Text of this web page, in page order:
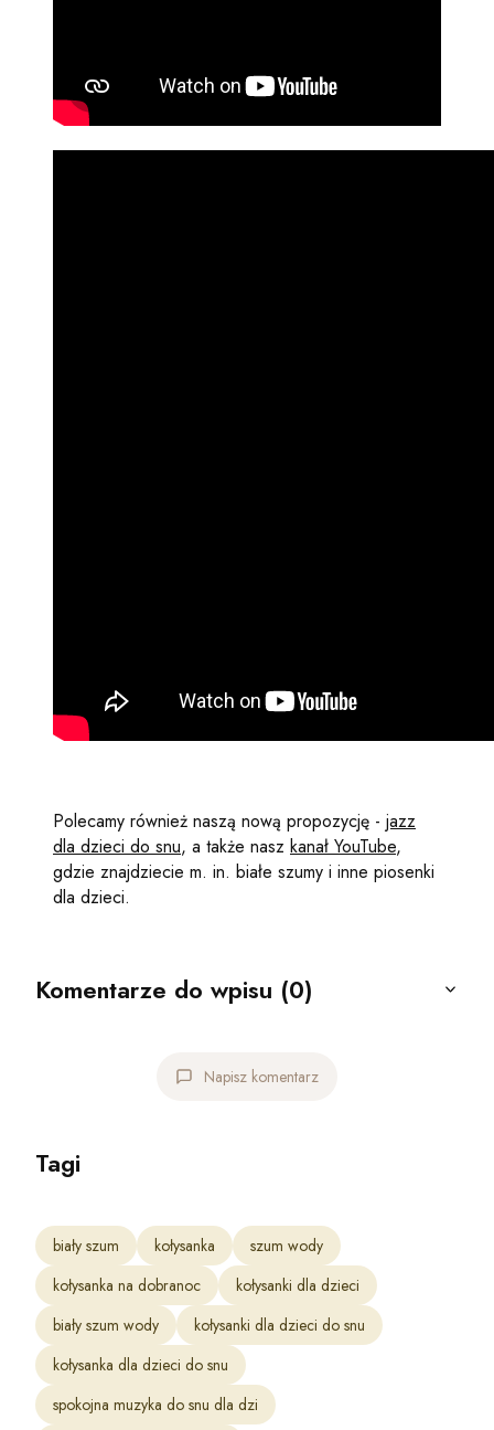
Polecamy również naszą nową propozycję - jazz
dla dzieci do snu, a także nasz kanał YouTube,
gdzie znajdziecie m. in. białe szumy i inne piosenki
dla dzieci.
Komentarze do wpisu (0)
Napisz komentarz
Tagi
biały szum kołysanka
szum wody
kołysanka na dobranoc
kołysanki dla dzieci
biały szum wody
kołysanki dla dzieci do snu
kołysanka dla dzieci do snu
spokojna muzyka do snu dla dzi